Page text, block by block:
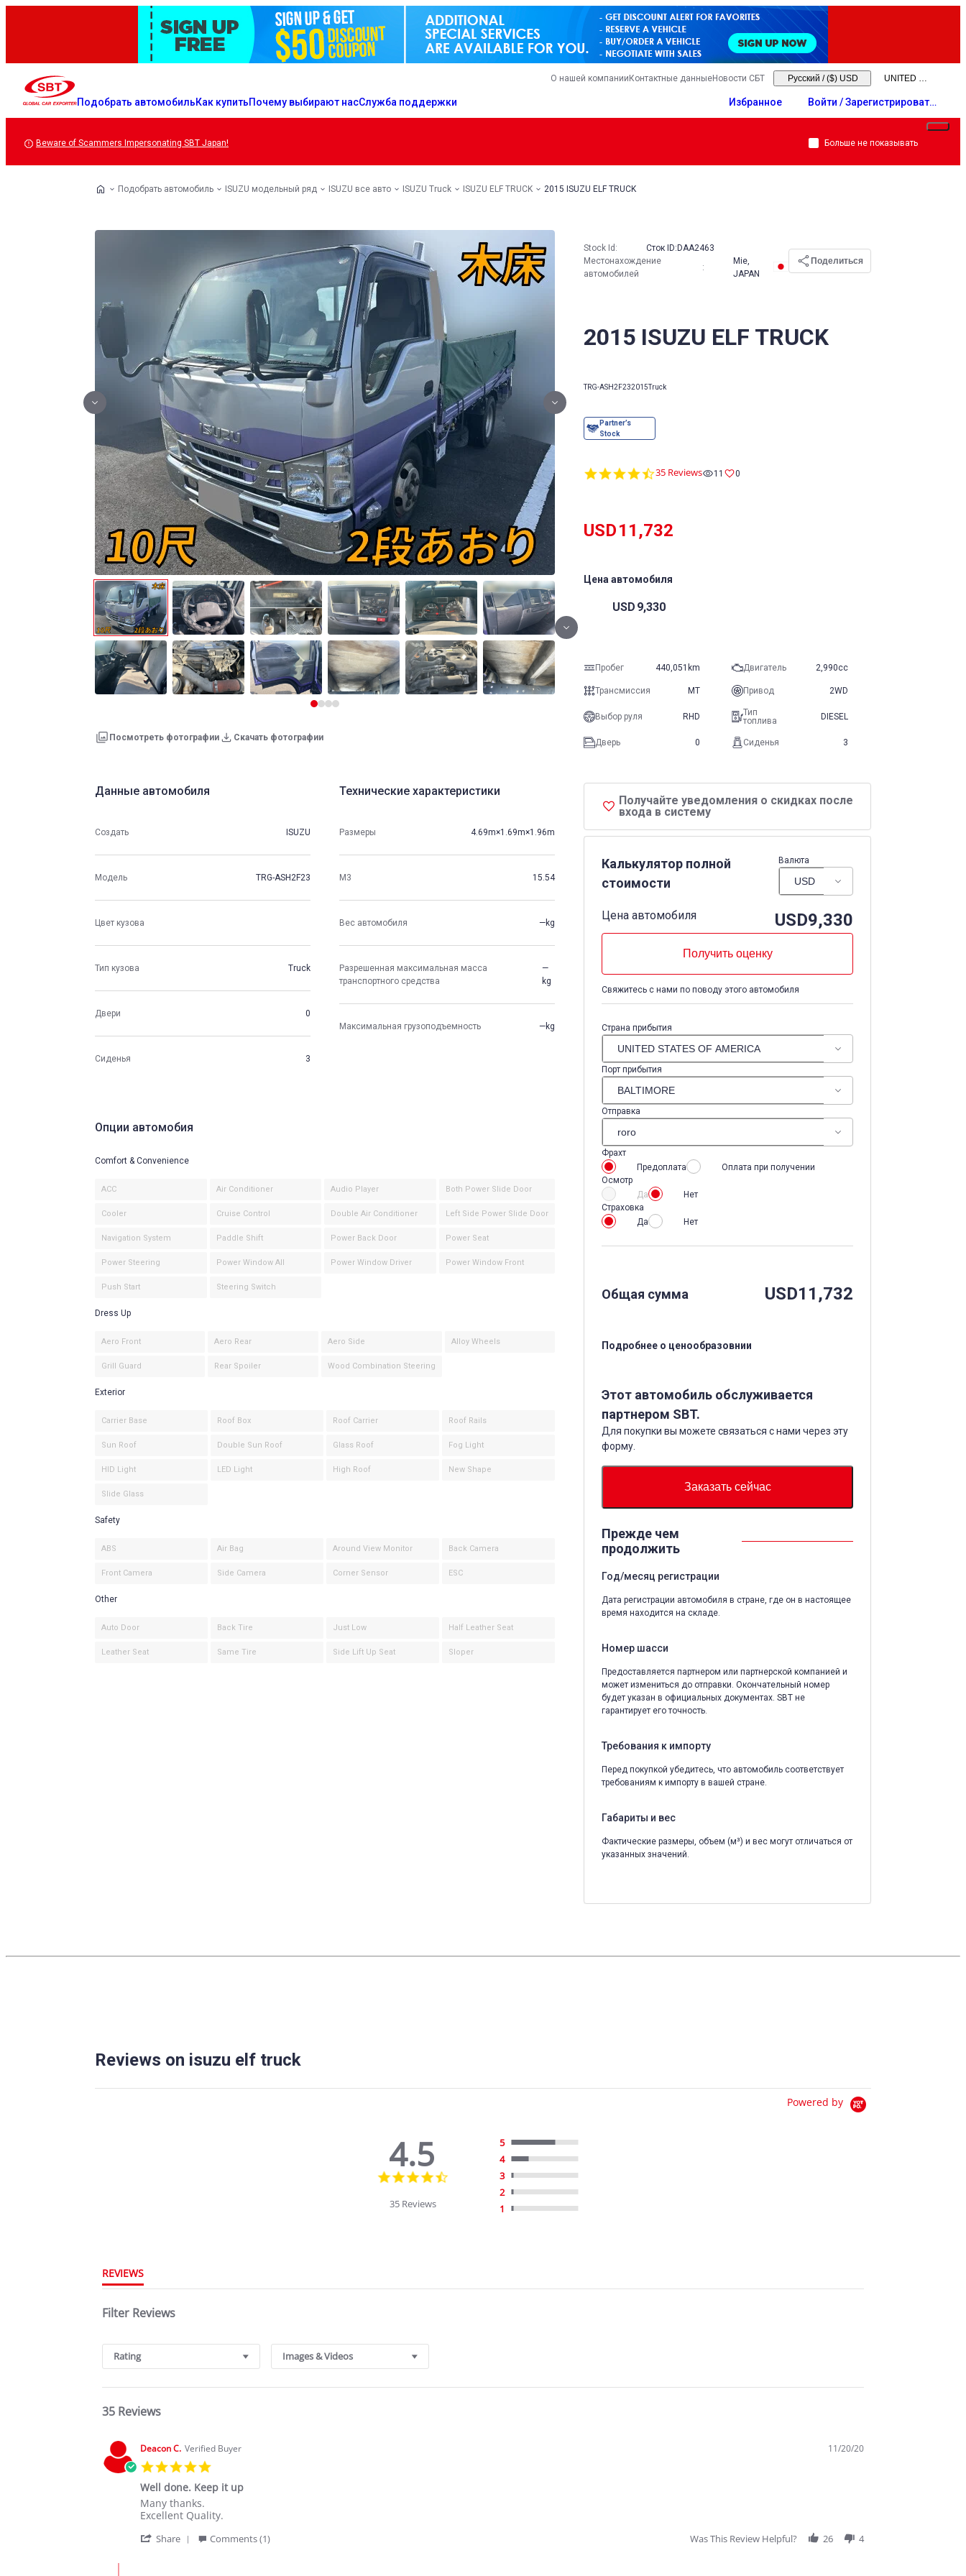
Подобрать автомобильКак купитьПочему выбирают насСлужба поддержки
О нашей компанииКонтактные данныеНовости СБТ Русский / ($) USD
Избранное
Войти / Зарегистрировать
ся
Beware of Scammers Impersonating SBT Japan! Больше не показывать
Подобрать автомобиль ISUZU модельный ряд ISUZU все авто ISUZU Truck ISUZU ELF TRUCK 2015 ISUZU ELF TRUCK
2015 ISUZU ELF TRUCK
TRG-ASH2F232015Truck
Stock Id: Сток ID: DAA2463
Местонахождение
автомобилей
:
Mie,
JAPAN
Поделиться
Посмотреть фотографии Скачать фотографии
4.5
35 Reviews 11 0
USD11,732
Цена автомобиля
USD 9,330
Получайте уведомления о скидках после
входа в систему
Калькулятор полной
стоимости
Валюта
Цена автомобиля USD9,330
Получить оценку
Свяжитесь с нами по поводу этого автомобиля
Страна прибытия
Порт прибытия
Отправка
Фрахт
Предоплата
Оплата при получении
Осмотр
Да
Нет
Страховка
Да
Нет
Общая сумма USD11,732
Подробнее о ценообразовнии
Этот автомобиль обслуживается
партнером SBT.
Для покупки вы можете связаться с нами через эту
форму.
Заказать сейчас
Прежде чем
продолжить
Год/месяц регистрации
Дата регистрации автомобиля в стране, где он в настоящее
время находится на складе.
Номер шасси
Предоставляется партнером или партнерской компанией и
может измениться до отправки. Окончательный номер
будет указан в официальных документах. SBT не
гарантирует его точность.
Требования к импорту
Перед покупкой убедитесь, что автомобиль соответствует
требованиям к импорту в вашей стране.
Габариты и вес
Фактические размеры, объем (м³) и вес могут отличаться от
указанных значений.
Пробег 440,051km Двигатель 2,990cc
Трансмиссия MT Привод 2WD
Выбор руля RHD
Тип
топлива
DIESEL
Дверь 0 Сиденья 3
Данные автомобиля
Создать ISUZU
Модель TRG-ASH2F23
Цвет кузова
Тип кузова Truck
Двери 0
Сиденья 3
Технические характеристики
Размеры 4.69m×1.69m×1.96m
М3 15.54
Вес автомобиля —kg
Разрешенная максимальная масса
транспортного средства
—
kg
Максимальная грузоподъемность —kg
Опции автомобия
Comfort & Convenience
ACC Air Conditioner Audio Player Both Power Slide Door
Cooler Cruise Control Double Air Conditioner Left Side Power Slide Door
Navigation System Paddle Shift Power Back Door Power Seat
Power Steering Power Window All Power Window Driver Power Window Front
Push Start Steering Switch
Dress Up
Aero Front Aero Rear Aero Side Alloy Wheels
Grill Guard Rear Spoiler Wood Combination Steering
Exterior
Carrier Base Roof Box Roof Carrier Roof Rails
Sun Roof Double Sun Roof Glass Roof Fog Light
HID Light LED Light High Roof New Shape
Slide Glass
Safety
ABS Air Bag Around View Monitor Back Camera
Front Camera Side Camera Corner Sensor ESC
Other
Auto Door Back Tire Just Low Half Leather Seat
Leather Seat Same Tire Side Lift Up Seat Sloper
Reviews on isuzu elf truck
Powered by
4.5
4.5
35 Reviews
5
4
3
2
1
REVIEWS
Filter Reviews
Rating Images & Videos
35 Reviews
Deacon C. Verified Buyer
rating
11/20/20
Well done. Keep it up
Review
by
C.
review
stating
done.
Many thanks.
Excellent Quality.
Share Comments (1) Was This Review Helpful? 26 4